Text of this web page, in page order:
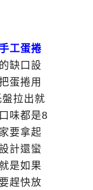
工蛋捲
缺口設
蛋捲用
拉出就
味都是8
要拿起
計還蠻
是如果
趕快放